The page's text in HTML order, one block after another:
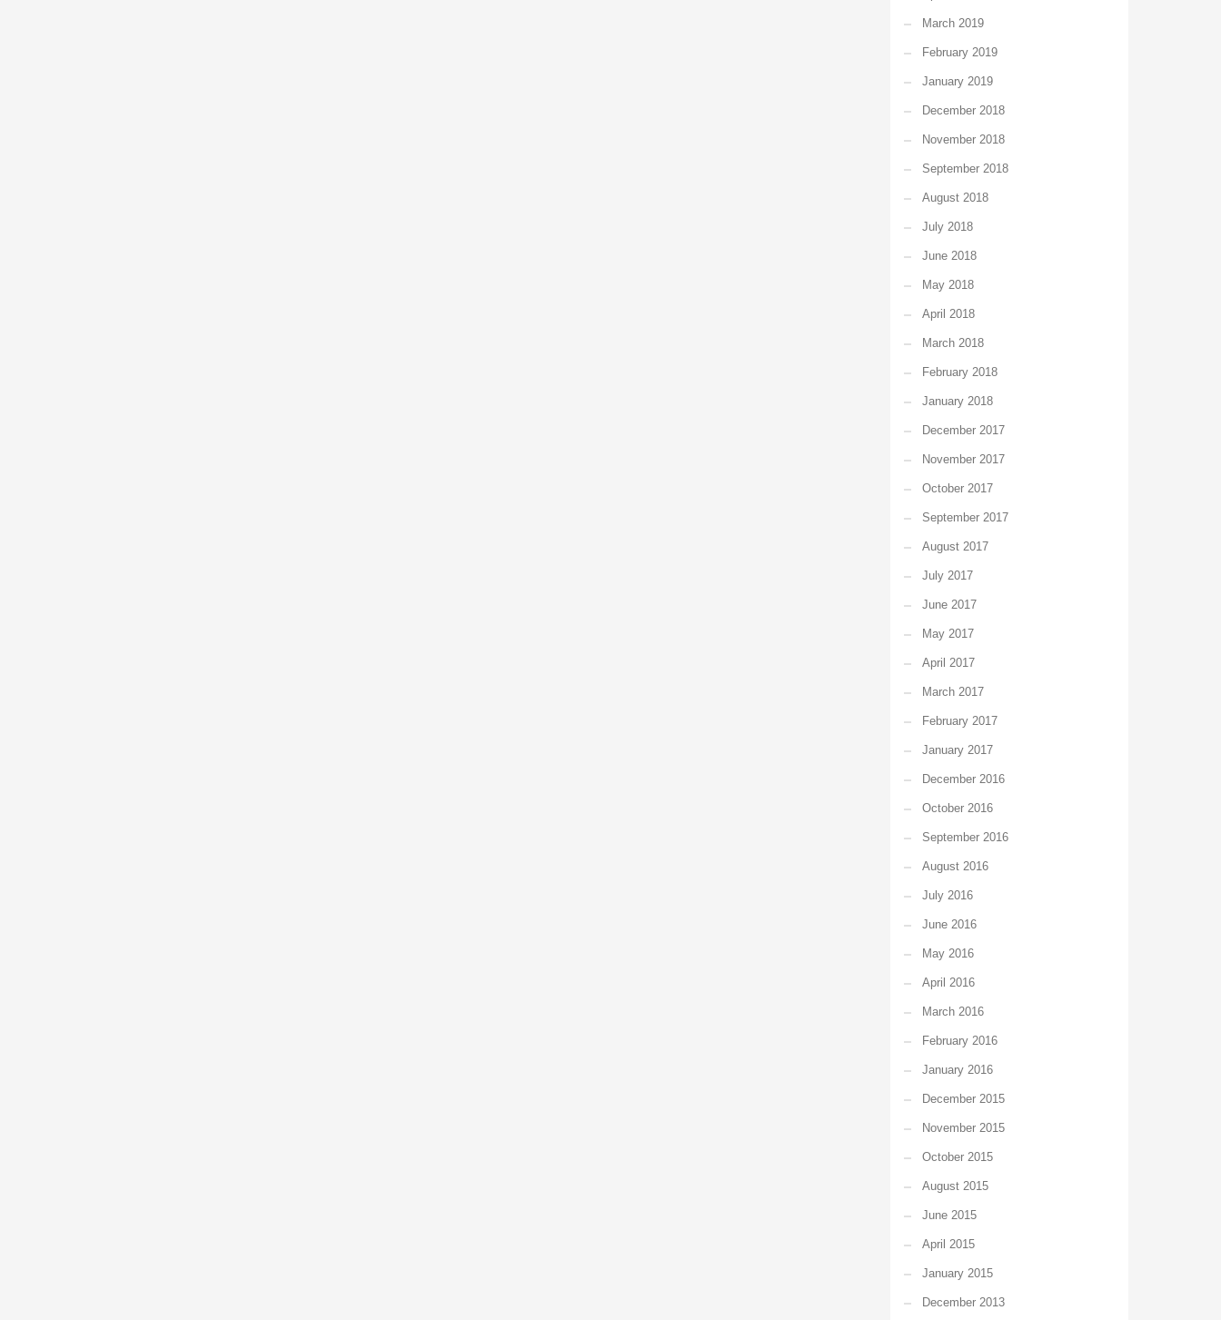
March 2019
February 2019
January 2019
December 2018
November 2018
September 2018
August 2018
July 2018
June 2018
May 2018
April 2018
March 2018
February 2018
January 2018
December 2017
November 2017
October 2017
September 2017
August 2017
July 2017
June 2017
May 2017
April 2017
March 2017
February 2017
January 2017
December 2016
October 2016
September 2016
August 2016
July 2016
June 2016
May 2016
April 2016
March 2016
February 2016
January 2016
December 2015
November 2015
October 2015
August 2015
June 2015
April 2015
January 2015
December 2013